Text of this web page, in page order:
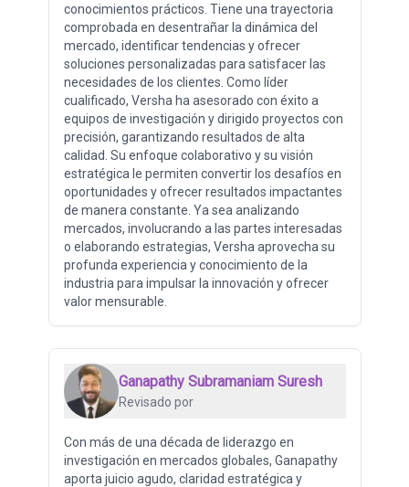
conocimientos prácticos. Tiene una trayectoria
comprobada en desentrañar la dinámica del
mercado, identificar tendencias y ofrecer
soluciones personalizadas para satisfacer las
necesidades de los clientes. Como líder
cualificado, Versha ha asesorado con éxito a
equipos de investigación y dirigido proyectos con
precisión, garantizando resultados de alta
calidad. Su enfoque colaborativo y su visión
estratégica le permiten convertir los desafíos en
oportunidades y ofrecer resultados impactantes
de manera constante. Ya sea analizando
mercados, involucrando a las partes interesadas
o elaborando estrategias, Versha aprovecha su
profunda experiencia y conocimiento de la
industria para impulsar la innovación y ofrecer
valor mensurable.
Ganapathy Subramaniam Suresh
Revisado por
Con más de una década de liderazgo en
investigación en mercados globales, Ganapathy
aporta juicio agudo, claridad estratégica y